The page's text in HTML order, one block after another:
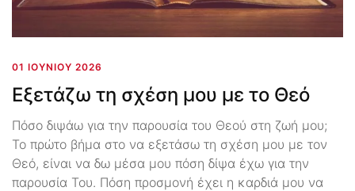
01 ΙΟΥΝΊΟΥ 2026
Εξετάζω τη σχέση μου με το Θεό
Πόσο διψάω για την παρουσία του Θεού στη ζωή μου;
Το πρώτο βήμα στο να εξετάσω τη σχέση μου με τον
Θεό, είναι να δω μέσα μου πόση δίψα έχω για την
παρουσία Του. Πόση προσμονή έχει η καρδιά μου να